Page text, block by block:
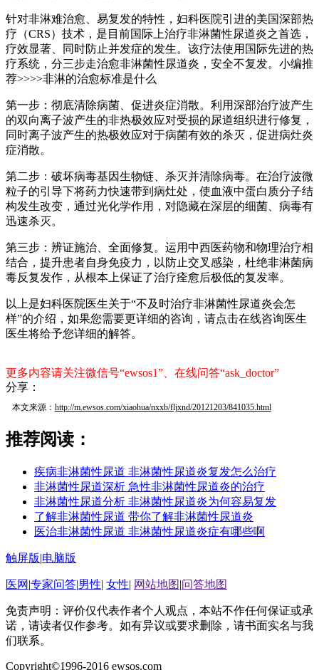
针对非淋难治愈、易复发的特性，妇科医院引进的美国深部热
疗（CRS）技术，是目前国际上治疗非淋菌性尿道炎之首选，
疗效显著、同时防止并发症的发生。该疗法使用国际先进的热
疗系统，分三步走治愈非淋菌性尿道炎，安全不复发。小编推
荐>>>>非淋的治愈标准是什么
第一步：彻底清除病菌、促进炎症消散。利用深部治疗波产生
的双向离子波产生的非热极效应对受损的尿道组织进行修复，
同时离子波产生的热极效应对于病菌有效的杀灭，促进病灶炎
症消散。
第二步：破坏病毒基因生物链、杀灭并清除病毒。在治疗波微
粒子的引导下将药力快速带到病灶处，使血液中蛋白质分子结
构发生改变，通过光化学作用，对隐藏在深层的细菌、病毒有
迅速杀灭。
第三步：辨证施治、全面修复。运用中西医药物和物理治疗相
结合，提升患者自身免疫力，以防止交叉感染，杜绝非淋菌病
毒反复发作，从根本上保证了治疗痊愈后极低的复发率。
以上是妇科医院医生关于“不及时治疗非淋菌性尿道炎会怎
样”的介绍，如果您需要更详细的咨询，请点击在线咨询医生
医生将给予您详细的解答。
更多内容请关注微信号“ewsos1”、在线问答“ask_doctor”
分享：
本文来源： http://m.ewsos.com/xiaohua/nxxb/fljxnd/20121203/841035.html
推荐阅读：
疾病非淋菌性尿道 非淋菌性尿道炎复发怎么治疗
非淋菌性尿道深析 急性非淋菌性尿道炎的治疗
非淋菌性尿道分析 非淋菌性尿道炎为何容易复发
了解非淋菌性尿道 带你了解非淋菌性尿道炎
医治非淋菌性尿道 非淋菌性尿道炎症有哪些啊
触屏版|电脑版
医网 |专家问答|男性| 女性| 网站地图 |问答地图
免责声明：评价仅代表作者个人观点，本站不作任何保证或承
诺，请读者仅作参考。如有异议或要求删除，请书面实名与我
们联系。
Copyright©1996-2016 ewsos.com